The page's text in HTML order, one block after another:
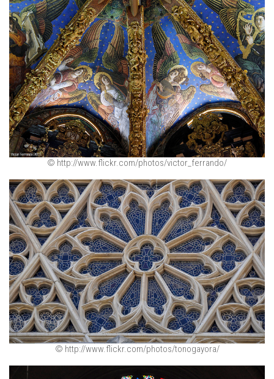
© http://www.flickr.com/photos/victor_ferrando/
© http://www.flickr.com/photos/tonogayora/